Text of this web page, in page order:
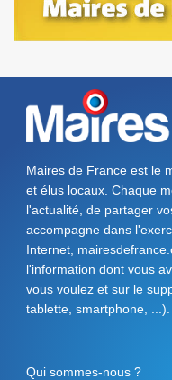
Maires de France est le
et élus locaux. Chaque
l'actualité, de partager
accompagne dans
Internet,
l'information dont vous
vous voulez et sur le
tablette, smartphone, ...).
Qui sommes-nous ?